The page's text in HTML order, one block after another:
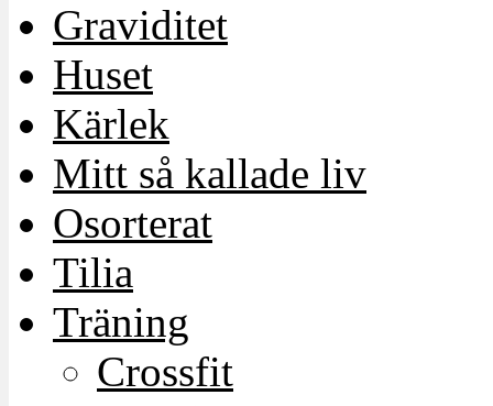
Graviditet
Huset
Kärlek
Mitt så kallade liv
Osorterat
Tilia
Träning
Crossfit